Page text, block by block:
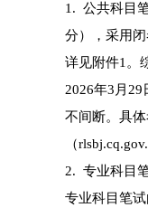
1. 公共科目
分），采用
详见附件1。
2026年3月
不间断。具
（
2. 专业科目
专业科目笔